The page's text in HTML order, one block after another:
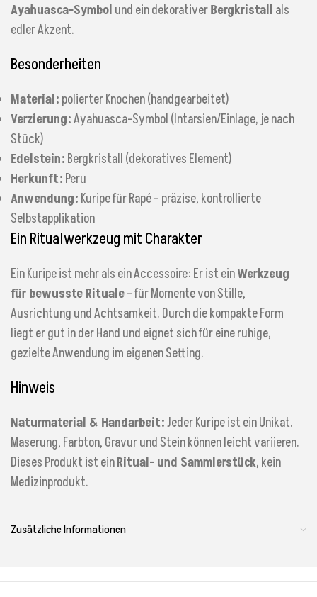
Ayahuasca-Symbol und ein dekorativerBergkristall als
edler Akzent.
Besonderheiten
Material: polierter Knochen (handgearbeitet)
Verzierung:Ayahuasca-Symbol (Intarsien/Einlage, je nach
Stück)
Edelstein: Bergkristall (dekoratives Element)
Herkunft: Peru
Anwendung: Kuripe für Rapé – präzise, kontrollierte
Selbstapplikation
Ein Ritualwerkzeug mit Charakter
Ein Kuripe ist mehr als ein Accessoire: Er ist einWerkzeug
für bewusste Rituale– für Momente von Stille,
Ausrichtung und Achtsamkeit. Durch die kompakte Form
liegt er gut in der Hand und eignet sich für eine ruhige,
gezielte Anwendung im eigenen Setting.
Hinweis
Naturmaterial & Handarbeit:Jeder Kuripe ist ein Unikat.
Maserung, Farbton, Gravur und Stein können leicht variieren.
Dieses Produkt ist einRitual- und Sammlerstück, kein
Medizinprodukt.
Zusätzliche Informationen